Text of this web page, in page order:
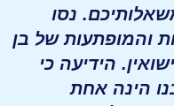
נסו
והמופתעות של בן
הידיעה כי
הינה אחת